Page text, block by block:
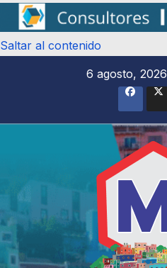
Saltar al contenido
6 agosto, 2026